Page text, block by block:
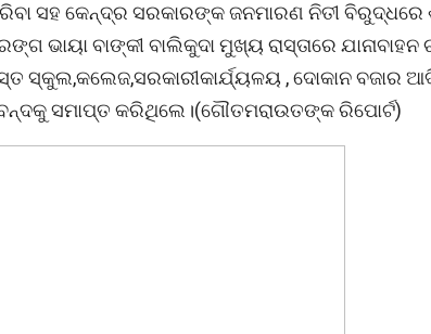
କରିବା ସହ କେନ୍ଦ୍ର ସରକାରଙ୍କ ଜନମାରଣ ନିତୀ ବିରୁଦ୍ଧରେ
ବାଙ୍କୀ ବାଲିକୁଦା ମୁଖ୍ୟ ରାସ୍ତାରେ ଯାନାବାହନ
ସ୍କୁଲ,କଲେଜ,ସରକାରୀକାର୍ଯ୍ୟଳୟ , ଦୋକାନ ବଜାର
ବନ୍ଦକୁ ସମାପ୍ତ କରିଥିଲେ।(ଗୌତମରାଉତଙ୍କ ରିପୋର୍ଟ)